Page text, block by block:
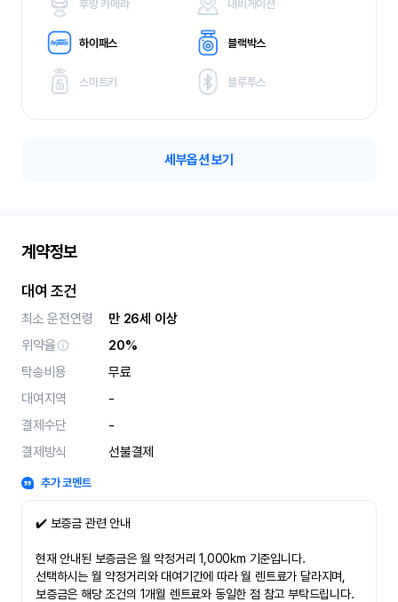
후방 카메라 내비게이션
하이패스 블랙박스
스마트키 블루투스
세부옵션 보기
계약정보
대여 조건
최소 운전연령
만 26세 이상
위약율
20%
탁송비용
무료
대여지역
-
결제수단
-
결제방식
선불결제
추가 코멘트
✔️ 보증금 관련 안내
현재 안내된 보증금은 월 약정거리 1,000km 기준입니다.
선택하시는 월 약정거리와 대여기간에 따라 월 렌트료가 달라지며,
보증금은 해당 조건의 1개월 렌트료와 동일한 점 참고 부탁드립니다.